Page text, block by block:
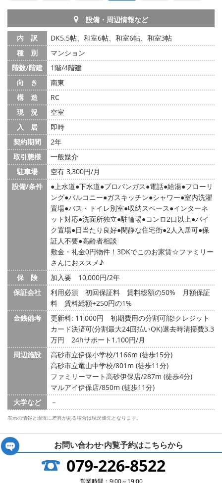
設備・周辺情報など
内 訳
DK5.5帖、和室6帖、和室6帖、和室3帖
種 別
マンション
階数/階建
1階/4階建
向 き
南東
構 造
RC
現 況
空室
入 居
即時
契約期間
2年
取引態様
一般媒介
駐車場
空有 3,300円/月
設備/条件
上水道 下水道 プロパンガス 電話 給湯 フローリ
ング バルコニー ガスキッチン シャワー 室内洗濯
置場 バス・トイレ別室 収納スペース インターネ
ット対応 洗面所独立 駐輪場 コンロ2口以上 バイ
ク置場 日当たり良好 閑静な住宅街 2人入居可 保
証人不要 高齢者相談
敷金・礼金0円物件！3DKでこのお家賃☆ファミリー
さんにおススメ♪
保 険
加入要 10,000円/2年
保証会社
利用必須 初回保証料 賃料総額の50% 月額保証
料 賃料総額+250円の1%
金銭備考
更新料: 11,000円
初期費用の分割可能!クレジット
カード決済可(分割最大24回払いOK)退去時清掃費3.3
万円 24hサポート1,100円/月
周辺施設
高砂市立伊保小学校/1166m (徒歩15分)
高砂市立竜山中学校/801m (徒歩11分)
ファミリーマート高砂伊保店/287m (徒歩4分)
マルアイ伊保店/850m (徒歩11分)
大学など
－
表示の情報と現況に差異がある場合は現況優先となります。
お問い合わせ·内覧予約はこちらから
079-226-8522
営業時間：9:00～19:00